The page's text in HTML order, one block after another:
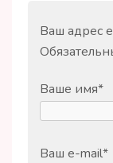
Ваш адрес
Ваше имя*
Ваш e-mail*